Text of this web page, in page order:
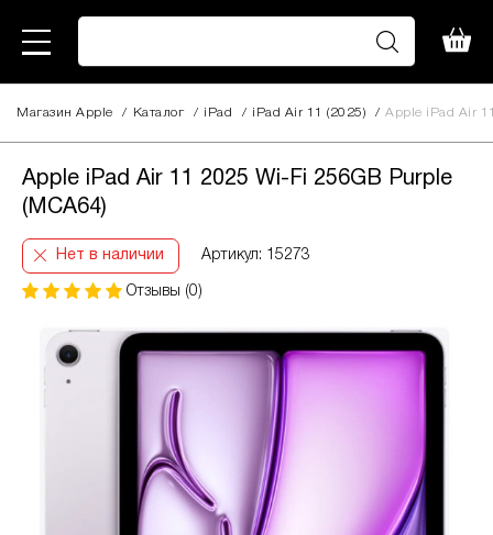
Магазин Apple / Каталог / iPad / iPad Air 11 (2025) / Apple iPad Air
Apple iPad Air 11 2025 Wi-Fi 256GB Purple
(MCA64)
Нет в наличии Артикул: 15273
Отзывы (0)